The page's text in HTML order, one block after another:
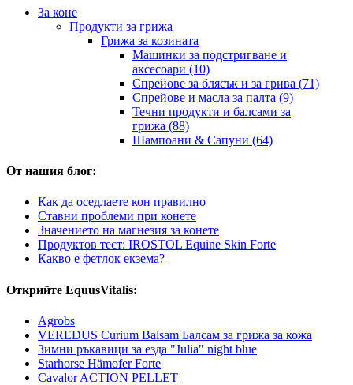
За коне
Продукти за грижа
Грижа за козината
Машинки за подстригване и
аксесоари (10)
Спрейове за блясък и за грива (71)
Спрейове и масла за палта (9)
Течни продукти и балсами за
грижа (88)
Шампоани & Сапуни (64)
От нашия блог:
Как да оседлаете кон правилно
Ставни проблеми при конете
Значението на магнезия за конете
Продуктов тест: IROSTOL Equine Skin Forte
Какво е фетлок екзема?
Открийте EquusVitalis:
Agrobs
VEREDUS Curium Balsam Балсам за грижа за кожа
Зимни ръкавици за езда "Julia" night blue
Starhorse Hämofer Forte
Cavalor ACTION PELLET